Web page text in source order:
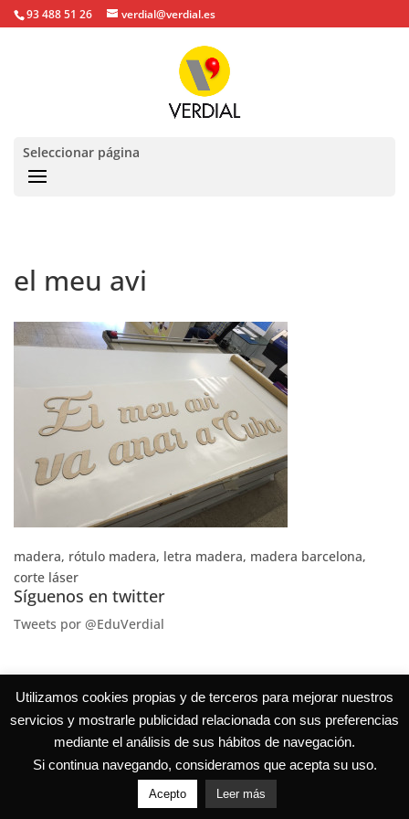
93 488 51 26 verdial@verdial.es
Seleccionar página
el meu avi
madera, rótulo madera, letra madera, madera barcelona,
corte láser
Síguenos en twitter
Tweets por @EduVerdial
Utilizamos cookies propias y de terceros para mejorar nuestros
servicios y mostrarle publicidad relacionada con sus preferencias
mediante el análisis de sus hábitos de navegación.
Si continua navegando, consideramos que acepta su uso.
Acepto Leer más